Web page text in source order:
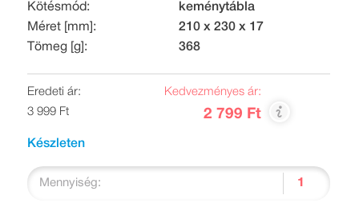
Kötésmód:
keménytábla
Méret [mm]:
210 x 230 x 17
Tömeg [g]:
368
Eredeti ár:
3 999 Ft
Kedvezményes ár:
2 799 Ft
Készleten
Mennyiség: